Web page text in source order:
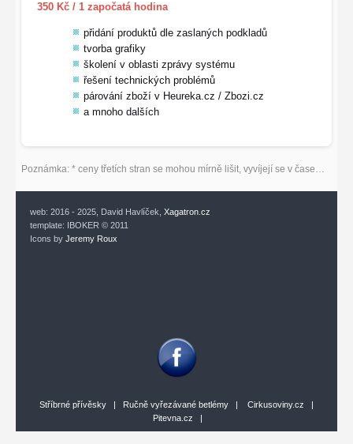
350 Kč / 1 započatá hodina
přidání produktů dle zaslaných podkladů
tvorba grafiky
školení v oblasti zprávy systému
řešení technických problémů
párování zboží v Heureka.cz / Zbozi.cz
a mnoho dalších
Poznámka: * ceny třetích stran se mohou mírně lišit, vyvíjejí se v čase…
web: 2016 - 2025, David Havlíček,Xagatron.cz
template: IBOKER © 2011
Icons byJeremy Roux
Stříbrné přívěsky | Ručně vyřezávané betlémy | Cirkusoviny.cz
|
Pitevna.cz |